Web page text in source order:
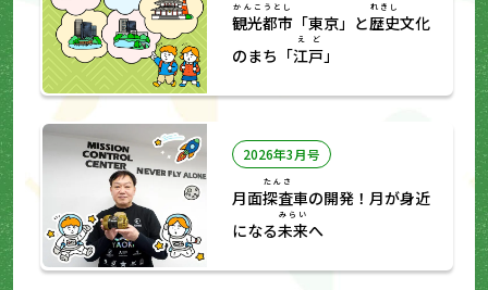
観光都市
かんこうとし
「東京」と歴史
れきし
文化
のまち「江戸
えど
」
2026年3月号
月面探査
たんさ
車の開発！月が身近
になる未来
みらい
へ